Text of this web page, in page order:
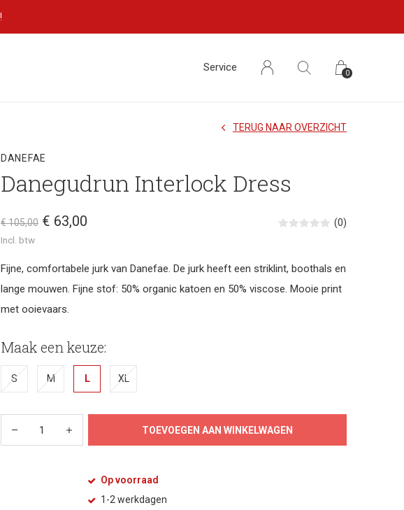
Service 0
DANEFAE
Danegudrun Interlock Dress
TERUG NAAR OVERZICHT
€ 105,00 € 63,00
Incl. btw
(0)
Fijne, comfortabele jurk van Danefae. De jurk heeft een striklint, boothals en
lange mouwen. Fijne stof: 50% organic katoen en 50% viscose. Mooie print
met ooievaars.
Maak een keuze:
S M L XL
TOEVOEGEN AAN WINKELWAGEN
Op voorraad
1-2 werkdagen